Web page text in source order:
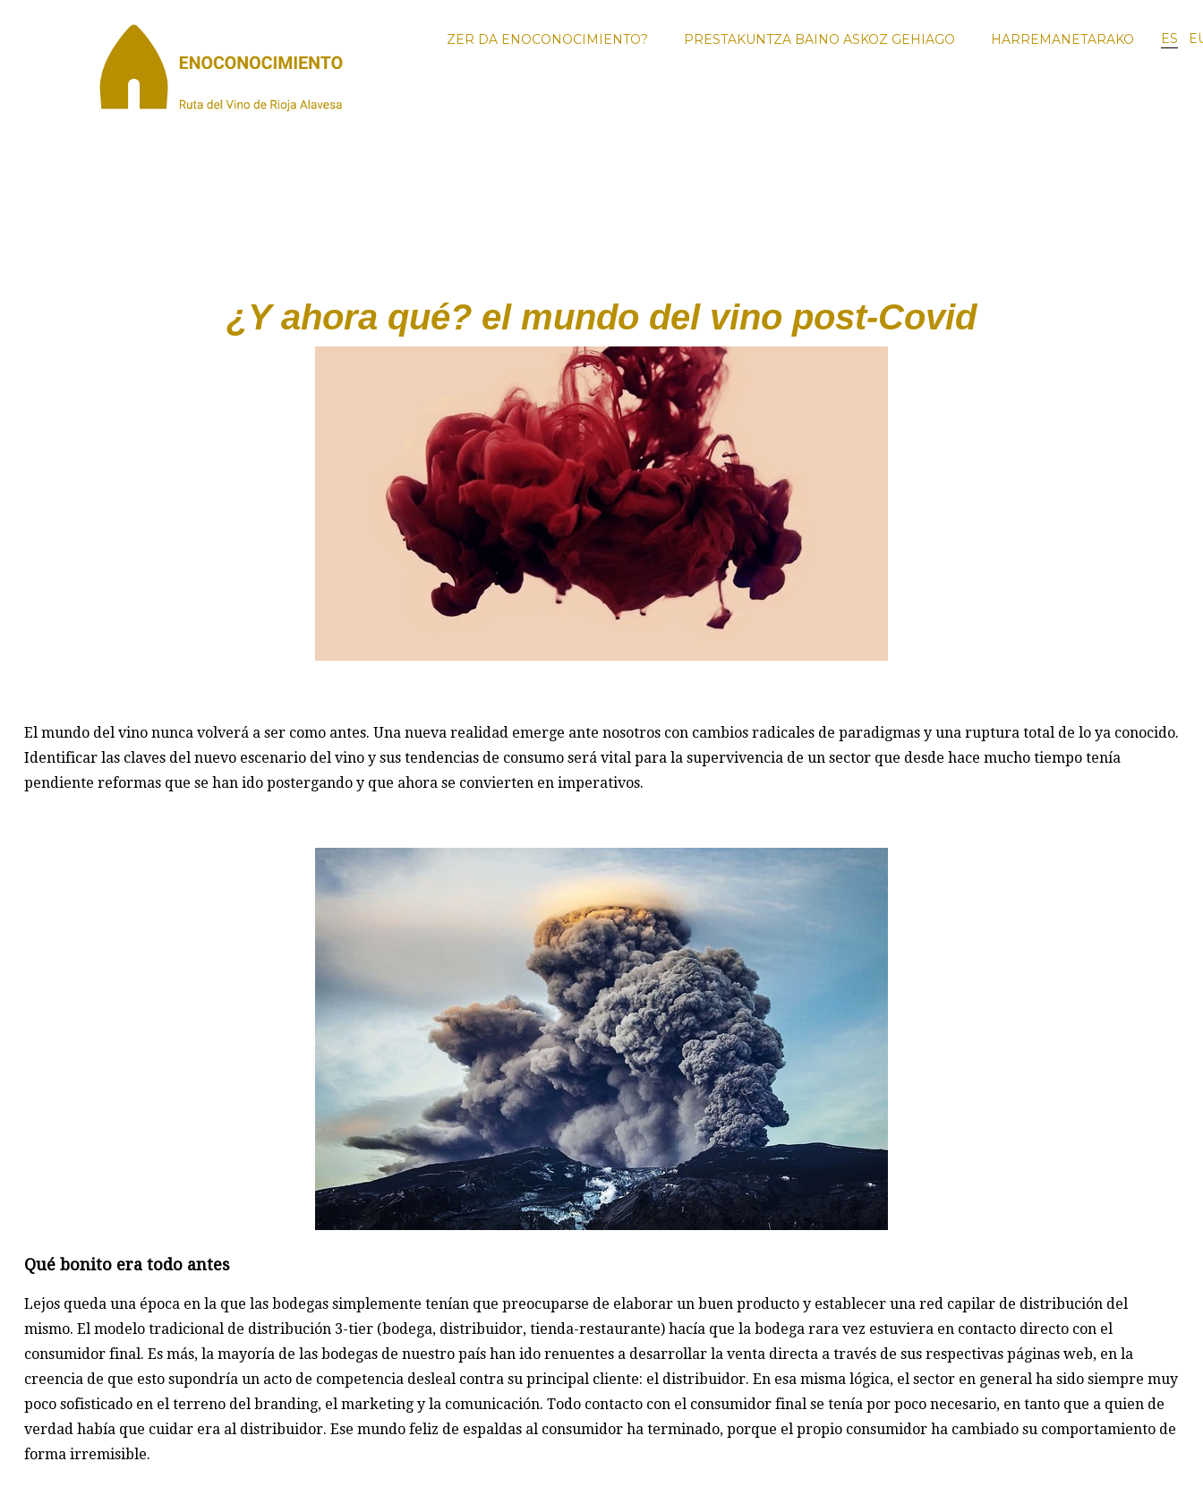
ZER DA ENOCONOCIMIENTO? PRESTAKUNTZA BAINO ASKOZ GEHIAGO HARREMANETARAKO ES
¿Y ahora qué? el mundo del vino post-Covid
El mundo del vino nunca volverá a ser como antes. Una nueva realidad emerge ante nosotros con cambios radicales de paradigmas y una ruptura total de lo ya conocido.
Identificar las claves del nuevo escenario del vino y sus tendencias de consumo será vital para la supervivencia de un sector que desde hace mucho tiempo tenía
pendiente reformas que se han ido postergando y que ahora se convierten en imperativos.
Qué bonito era todo antes
Lejos queda una época en la que las bodegas simplemente tenían que preocuparse de elaborar un buen producto y establecer una red capilar de distribución del
mismo. El modelo tradicional de distribución 3-tier (bodega, distribuidor, tienda-restaurante) hacía que la bodega rara vez estuviera en contacto directo con el
consumidor final. Es más, la mayoría de las bodegas de nuestro país han ido renuentes a desarrollar la venta directa a través de sus respectivas páginas web, en la
creencia de que esto supondría un acto de competencia desleal contra su principal cliente: el distribuidor. En esa misma lógica, el sector en general ha sido siempre muy
poco sofisticado en el terreno del branding, el marketing y la comunicación. Todo contacto con el consumidor final se tenía por poco necesario, en tanto que a quien de
verdad había que cuidar era al distribuidor. Ese mundo feliz de espaldas al consumidor ha terminado, porque el propio consumidor ha cambiado su comportamiento de
forma irremisible.